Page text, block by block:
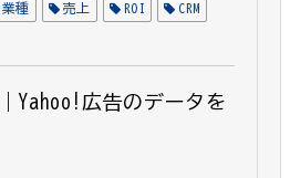
種 売上 ROI CRM
Yahoo!広告のデータを